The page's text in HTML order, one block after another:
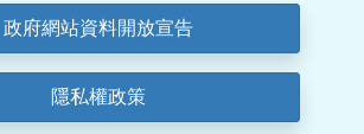
政府網站資料開放宣告
隱私權政策